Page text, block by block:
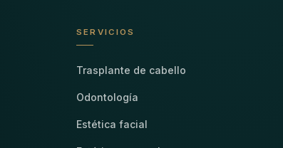
SERVICIOS
Trasplante de cabello
Odontología
Estética facial